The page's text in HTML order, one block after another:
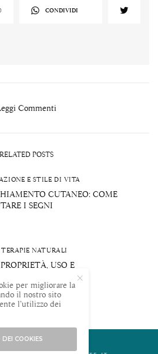
CONDIVIDI
Commenti
RELATED POSTS
E STILE DI VITA
CUTANEO: COME
I SEGNI
NATURALI
USO E
per migliorare la
il nostro sito
l’utilizzo dei
DEI COOKIES